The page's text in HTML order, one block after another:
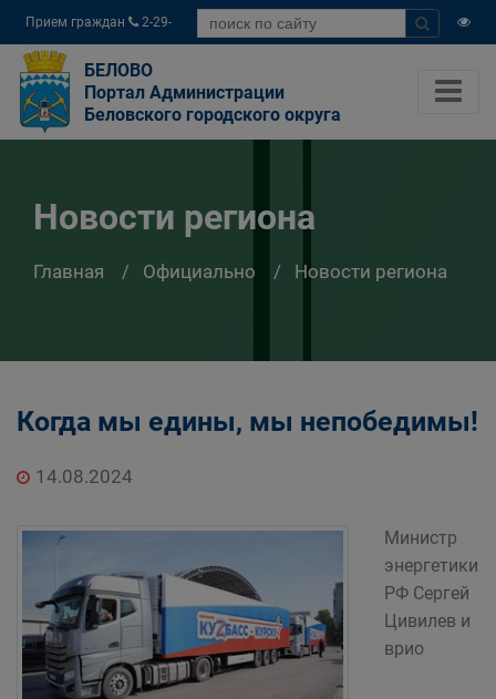
Прием граждан
2-29-
04
БЕЛОВО
Портал Администрации
Беловского городского округа
Новости региона
Главная Официально Новости региона
Когда мы едины, мы непобедимы!
14.08.2024
Министр
энергетики
РФ Сергей
Цивилев и
врио